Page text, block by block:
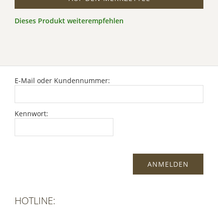
Dieses Produkt weiterempfehlen
E-Mail oder Kundennummer:
Kennwort:
HOTLINE: